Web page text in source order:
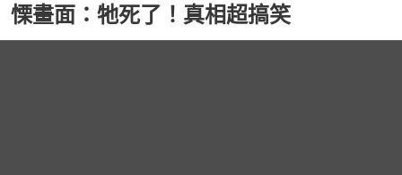
慄畫面：牠死了！真相超搞笑